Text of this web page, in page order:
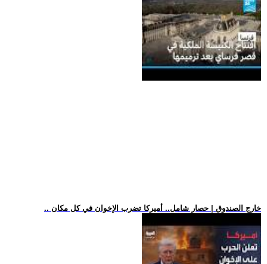
.. خارج الصندوق | حصار شامل.. أميركا تضرب الإخوان في كل مكان